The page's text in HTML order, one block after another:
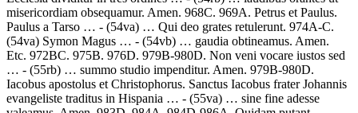
misericordiam obsequamur. Amen. 968C. 969A. Petrus et Paulus.
Paulus a Tarso … - (54va) … Qui deo grates retulerunt. 974A-C.
(54va) Symon Magus … - (54vb) … gaudia obtineamus. Amen.
Etc. 972BC. 975B. 976D. 979B-980D. Non veni vocare iustos sed
… - (55rb) … summo studio impenditur. Amen. 979B-980D.
Iacobus apostolus et Christophorus. Sanctus Iacobus frater Johannis
evangeliste traditus in Hispania … - (55va) … sine fine adesse